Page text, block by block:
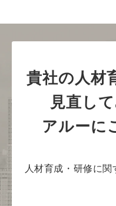
貴社の人材
見直し
アルーに
人材育成・研修に